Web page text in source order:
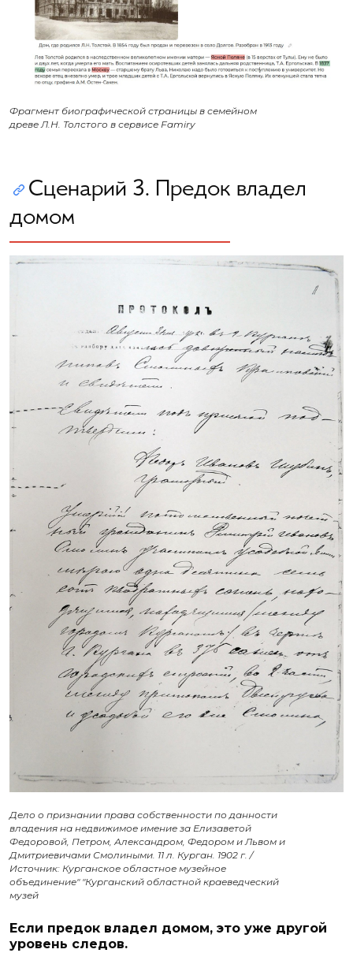
Фрагмент биографической страницы в семейном
древе Л.Н. Толстого в сервисе Famiry
Сценарий 3. Предок владел
домом
Дело о признании права собственности по данности
владения на недвижимое имение за Елизаветой
Федоровой, Петром, Александром, Федором и Львом и
Дмитриевичами Смолиными. 11 л. Курган. 1902 г. /
Источник: Курганское областное музейное
объединение" "Курганский областной краеведческий
музей
Если предок владел домом, это уже другой
уровень следов.